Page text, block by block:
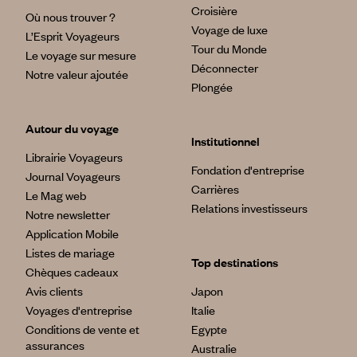
Où nous trouver ?
L’Esprit Voyageurs
Le voyage sur mesure
Notre valeur ajoutée
Autour du voyage
Librairie Voyageurs
Journal Voyageurs
Le Mag web
Notre newsletter
Application Mobile
Listes de mariage
Chèques cadeaux
Avis clients
Voyages d'entreprise
Conditions de vente et
assurances
Croisière
Voyage de luxe
Tour du Monde
Déconnecter
Plongée
Institutionnel
Fondation d'entreprise
Carrières
Relations investisseurs
Top destinations
Japon
Italie
Egypte
Australie